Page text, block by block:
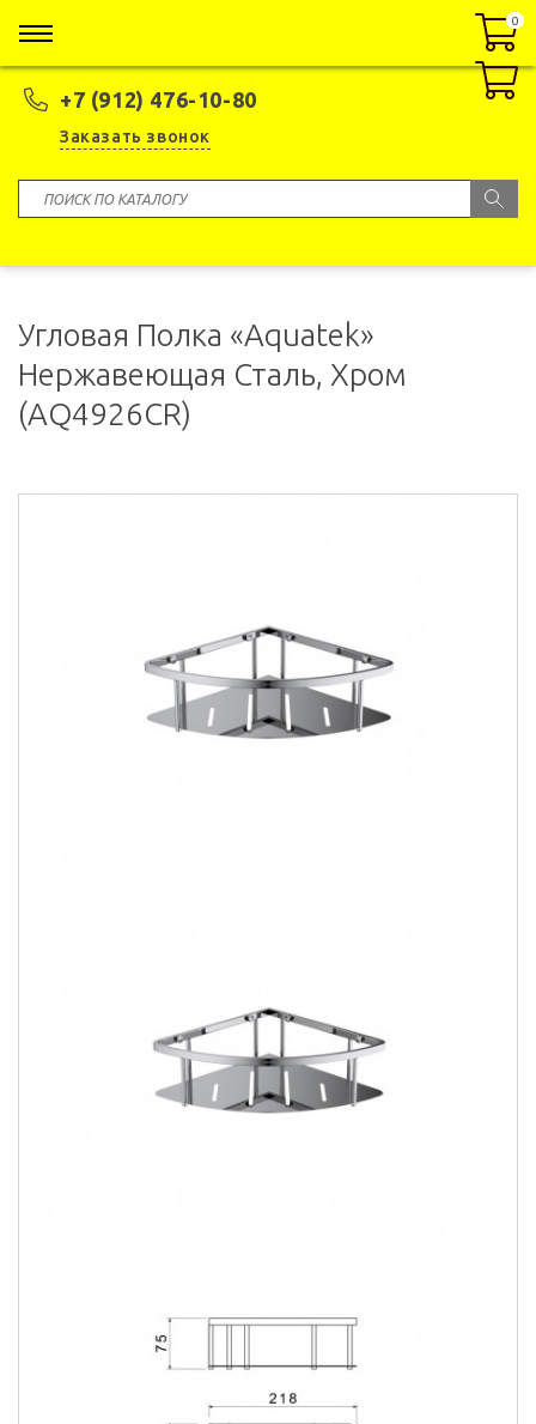
+7 (912) 476-10-80
Заказать звонок
0
0
Угловая Полка «Aquatek»
Нержавеющая Сталь, Хром
(AQ4926CR)